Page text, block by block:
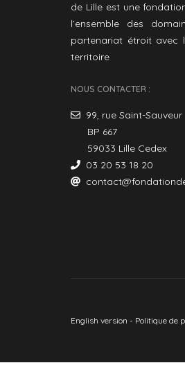
de Lille est une
l’ensemble des
partenariat étroit avec
territoire
NOUS CONTACTER :
99, rue Saint-Sauveur
BP 667
59033 Lille Cedex
03 20 53 18 20
English version - Politique de